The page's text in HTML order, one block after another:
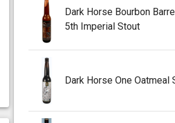
Dark Horse Bourbon
5th Imperial Stout
Dark Horse One Oatmeal